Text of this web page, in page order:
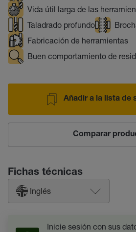
Vida útil larga de las
Taladrado profundo
Fabricación de herramientas
Buen comportamiento de
Añadir a la lista de
Comparar
Fichas técnicas
Inglés
Inicie sesión con sus